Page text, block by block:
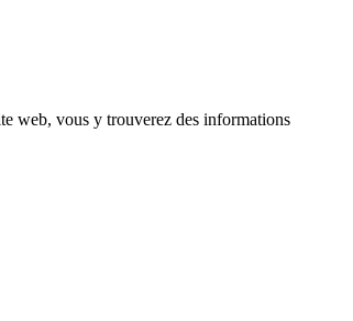
web, vous y trouverez des informations